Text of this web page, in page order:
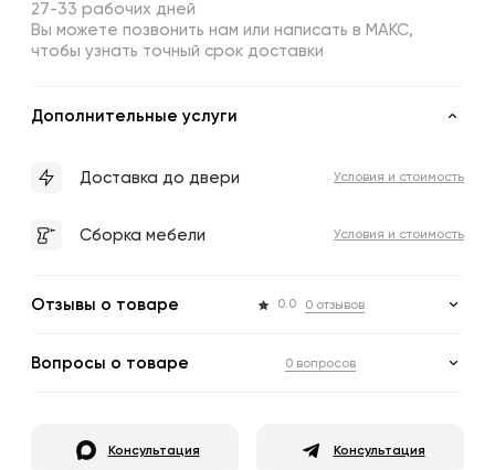
27-33 рабочих дней
Вы можете позвонить нам или написать в МАКС,
чтобы узнать точный срок доставки
Дополнительные услуги
Доставка до двери Условия и стоимость
Сборка мебели Условия и стоимость
Отзывы о товаре 0.0 0 отзывов
Вопросы о товаре 0 вопросов
Консультация Консультация